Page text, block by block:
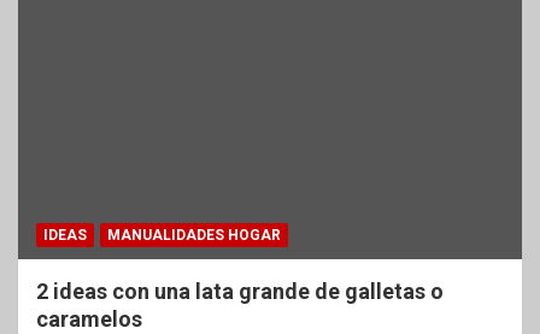
IDEAS MANUALIDADES HOGAR
2 ideas con una lata grande de galletas o
caramelos